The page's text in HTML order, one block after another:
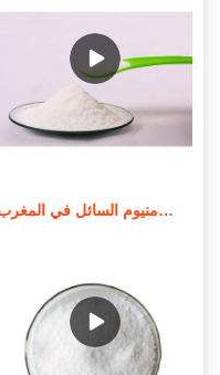
موردي كلوريد الحديديك بولي الألومنيوم السائل في المغرب